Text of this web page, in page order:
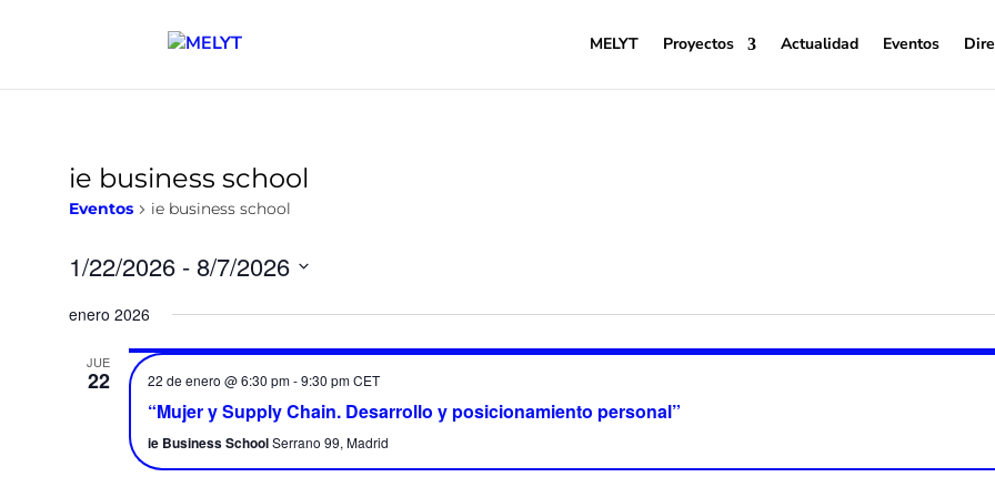
MELYT Proyectos Actualidad Eventos
ie business school
Eventos ie business school
1/22/2026 - 8/7/2026
fecha.
enero 2026
JUE
22 22 de enero @ 6:30 pm-9:30 pm CET
“Mujer y Supply Chain. Desarrollo y posicionamiento personal”
ie Business SchoolSerrano 99, Madrid